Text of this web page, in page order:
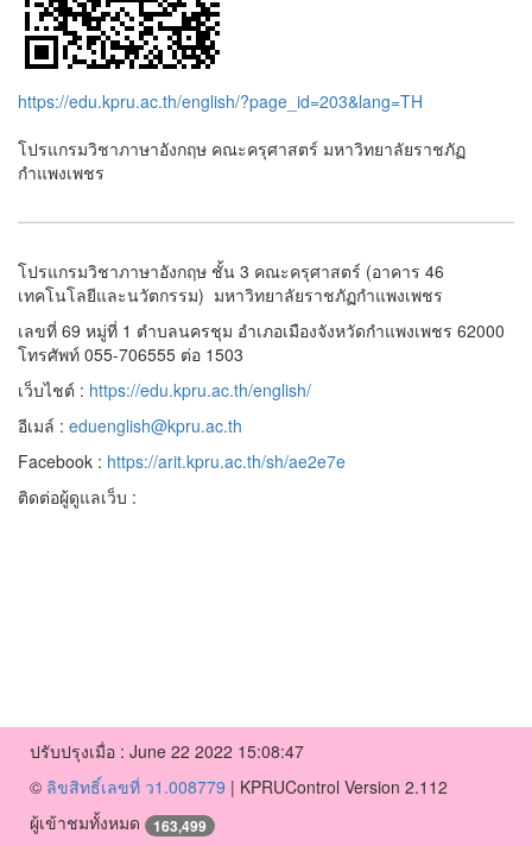
https://edu.kpru.ac.th/english/?page_id=203&lang=TH
โปรแกรมวิชาภาษาอังกฤษ คณะครุศาสตร์ มหาวิทยาลัยราชภัฏ
กำแพงเพชร
โปรแกรมวิชาภาษาอังกฤษ ชั้น 3 คณะครุศาสตร์ (อาคาร 46
เทคโนโลยีและนวัตกรรม) มหาวิทยาลัยราชภัฏกำแพงเพชร
เลขที่ 69 หมู่ที่ 1 ตำบลนครชุม อำเภอเมืองจังหวัดกำแพงเพชร 62000
โทรศัพท์ 055-706555 ต่อ 1503
เว็บไชต์ : https://edu.kpru.ac.th/english/
อีเมล์ : eduenglish@kpru.ac.th
Facebook : https://arit.kpru.ac.th/sh/ae2e7e
ติดต่อผู้ดูแลเว็บ :
ปรับปรุงเมื่อ : June 22 2022 15:08:47
© ลิขสิทธิ์เลขที่ ว1.008779 | KPRUControl Version 2.112
ผู้เข้าชมทั้งหมด
163,499